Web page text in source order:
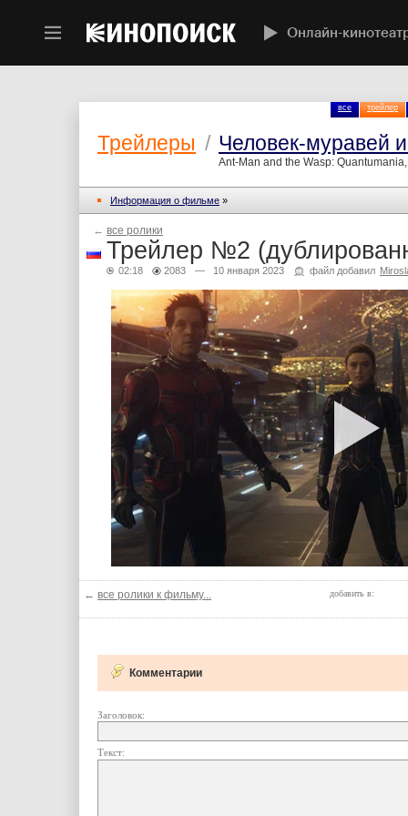
Онлайн-
все трейлер
Трейлеры / Человек-муравей
Ant-Man and the Wasp:
Информация о фильме »
← все ролики
Трейлер №2
02:18 2083 — 10 января 2023 файл добавил
← все ролики к фильму... добавить в:
Комментарии
Заголовок:
Текст: